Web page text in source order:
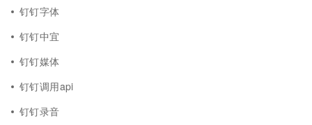
钉钉字体
钉钉中宜
钉钉媒体
钉钉调用api
钉钉录音